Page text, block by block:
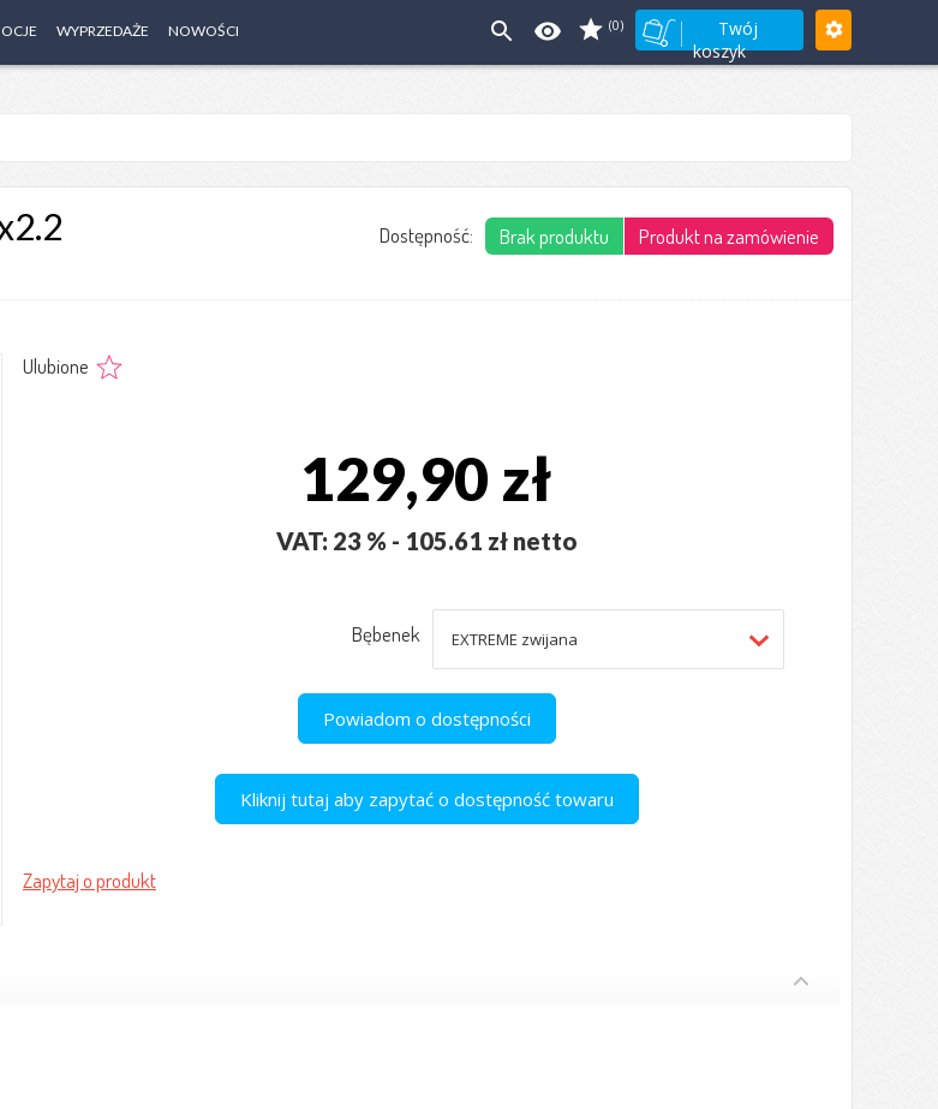
WYPRZEDAŻE NOWOŚCI (0)
Twój
koszyk
Dostępność: Brak produktu Produkt na zamówienie
Ulubione
129,90 zł
VAT: 23 % - 105.61 zł netto
Bębenek
Powiadom o dostępności
Kliknij tutaj aby zapytać o dostępność towaru
Zapytaj o produkt